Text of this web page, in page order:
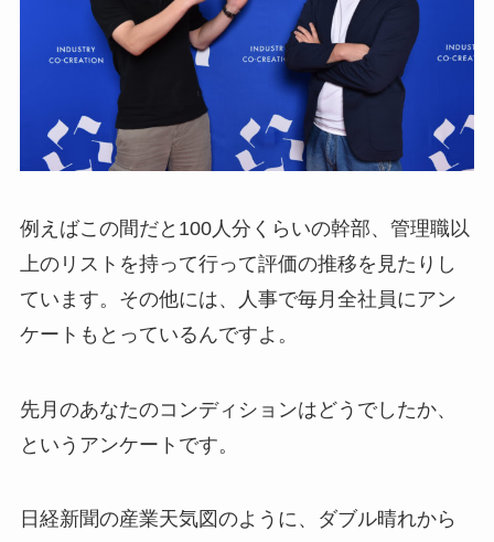
例えばこの間だと100人分くらいの幹部、管理職以
上のリストを持って行って評価の推移を見たりし
ています。その他には、人事で毎月全社員にアン
ケートもとっているんですよ。
先月のあなたのコンディションはどうでしたか、
というアンケートです。
日経新聞の産業天気図のように、ダブル晴れから